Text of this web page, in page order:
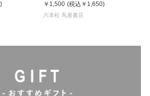
)
￥1,500 (税込 ￥1,650)
六本松 蔦屋書店